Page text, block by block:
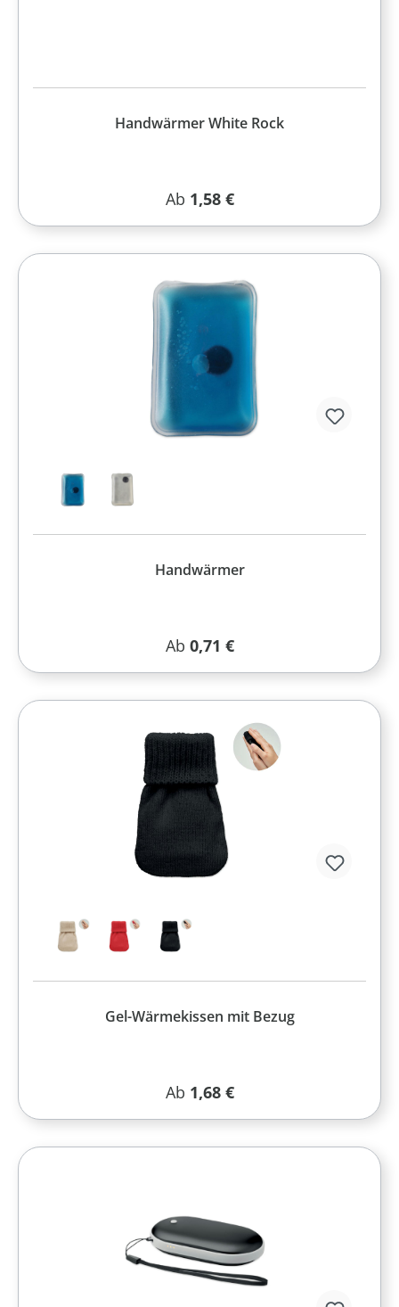
Handwärmer White Rock
Regulärer Preis:
Ab 1,58 €
Handwärmer
Regulärer Preis:
Ab 0,71 €
Gel-Wärmekissen mit Bezug
Regulärer Preis:
Ab 1,68 €